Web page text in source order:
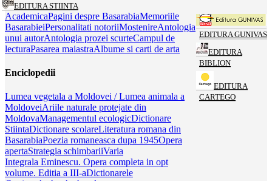
EDITURA STIINTA
AcademicaPagini despre BasarabiaMemoriile
BasarabieiPersonalitati notoriiMostenireAntologia
unui autorAntologia prozei scurteCampul de
lecturaPasarea maiastraAlbume si carti de arta
Enciclopedii
Lumea vegetala a Moldovei / Lumea animala a
MoldoveiAriile naturale protejate din
MoldovaManagementul ecologicDictionare
StiintaDictionare scolareLiteratura romana din
BasarabiaPoezia romaneasca dupa 1945Opera
apertaStrategia schimbariiVaria
EDITURA GUNIVAS
Integrala Eminescu. Opera completa in opt
volume. Editia a III-aDictionarele
EDITURA
BIBLION
EDITURA
CARTEGO